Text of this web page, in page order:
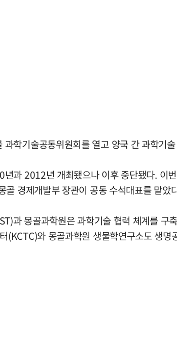
학기술공동위원회를 열고 양국 간 과학기
과 2012년 개최됐으나 이후 중단됐다. 이
경제개발부 장관이 공동 수석대표를 맡았
과 몽골과학원은 과학기술 협력 체계를 구
와 몽골과학원 생물학연구소도 생명